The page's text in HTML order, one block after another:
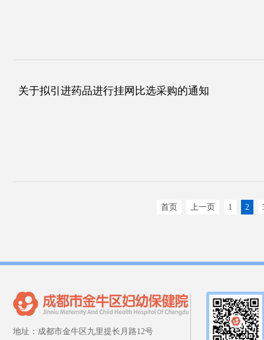
关于拟引进药品进行挂网比选采购的通知
首页 上一页 1 2
地址：成都市金牛区九里提长月路12号